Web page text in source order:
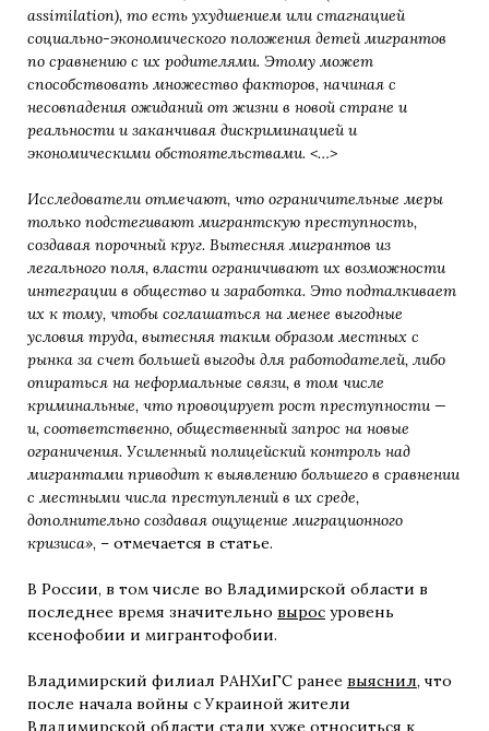
assimilation), то есть ухудшением или стагнацией
социально-экономического положения детей мигрантов
по сравнению с их родителями. Этому может
способствовать множество факторов, начиная с
несовпадения ожиданий от жизни в новой стране и
реальности и заканчивая дискриминацией и
экономическими обстоятельствами. <…>
Исследователи отмечают, что ограничительные меры
только подстегивают мигрантскую преступность,
создавая порочный круг. Вытесняя мигрантов из
легального поля, власти ограничивают их возможности
интеграции в общество и заработка. Это подталкивает
их к тому, чтобы соглашаться на менее выгодные
условия труда, вытесняя таким образом местных с
рынка за счет большей выгоды для работодателей, либо
опираться на неформальные связи, в том числе
криминальные, что провоцирует рост преступности —
и, соответственно, общественный запрос на новые
ограничения. Усиленный полицейский контроль над
мигрантами приводит к выявлению большего в сравнении
с местными числа преступлений в их среде,
дополнительно создавая ощущение миграционного
кризиса», – отмечается в статье.
В России, в том числе во Владимирской области в
последнее время значительно вырос уровень
ксенофобии и мигрантофобии.
Владимирский филиал РАНХиГС ранее выяснил, что
после начала войны с Украиной жители
Владимирской области стали хуже относиться к